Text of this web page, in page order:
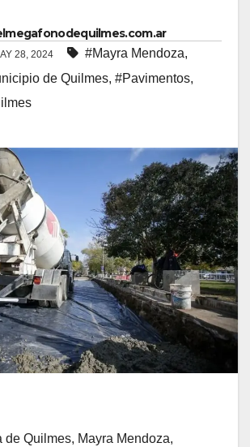
28, 2024 #Mayra Mendoza,
de Quilmes, #Pavimentos,
de Quilmes, Mayra Mendoza,